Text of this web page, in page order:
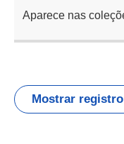
Aparece nas
Mostrar